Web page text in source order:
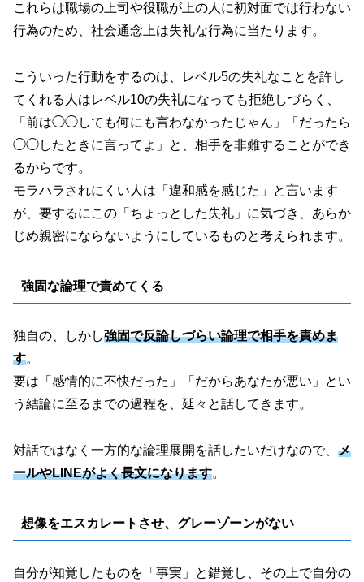
これらは職場の上司や役職が上の人に初対面では行わない
行為のため、社会通念上は失礼な行為に当たります。
こういった行動をするのは、レベル5の失礼なことを許し
てくれる人はレベル10の失礼になっても拒絶しづらく、
「前は◯◯しても何にも言わなかったじゃん」「だったら
◯◯したときに言ってよ」と、相手を非難することができ
るからです。
モラハラされにくい人は「違和感を感じた」と言います
が、要するにこの「ちょっとした失礼」に気づき、あらか
じめ親密にならないようにしているものと考えられます。
強固な論理で責めてくる
独自の、しかし強固で反論しづらい論理で相手を責めま
す。
要は「感情的に不快だった」「だからあなたが悪い」とい
う結論に至るまでの過程を、延々と話してきます。
対話ではなく一方的な論理展開を話したいだけなので、 メ
ールやLINEがよく長文になります。
想像をエスカレートさせ、グレーゾーンがない
自分が知覚したものを「事実」と錯覚し、その上で自分の